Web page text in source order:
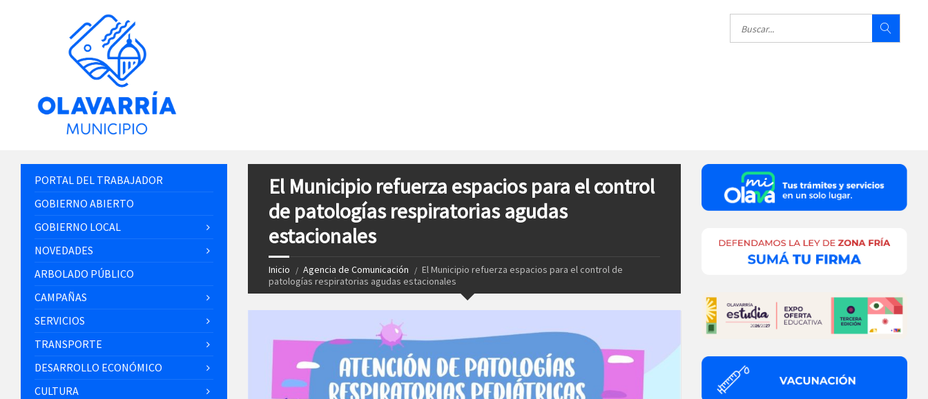
El Municipio refuerza espacios para el control
de patologías respiratorias agudas
estacionales
Inicio Agencia de Comunicación
El Municipio refuerza espacios para el control de
patologías respiratorias agudas estacionales
PORTAL DEL TRABAJADOR
GOBIERNO ABIERTO
GOBIERNO LOCAL
NOVEDADES
ARBOLADO PÚBLICO
CAMPAÑAS
SERVICIOS
TRANSPORTE
DESARROLLO ECONÓMICO
CULTURA